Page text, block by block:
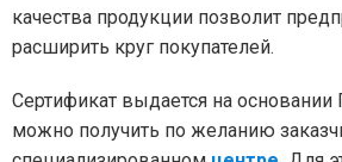
качества продукции позволит
расширить круг покупателей.
Сертификат выдается на основании
можно получить по желанию